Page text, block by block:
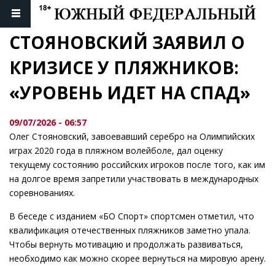
СТОЯНОВСКИЙ ЗАЯВИЛ О
КРИЗИСЕ У ПЛЯЖНИКОВ:
«УРОВЕНЬ ИДЕТ НА СПАД»
09/07/2026 - 06:57
Олег Стояновский, завоевавший серебро на Олимпийских
играх 2020 года в пляжном волейболе, дал оценку
текущему состоянию российских игроков после того, как им
на долгое время запретили участвовать в международных
соревнованиях.
В беседе с изданием «БО Спорт» спортсмен отметил, что
квалификация отечественных пляжников заметно упала.
Чтобы вернуть мотивацию и продолжать развиваться,
необходимо как можно скорее вернуться на мировую арену.